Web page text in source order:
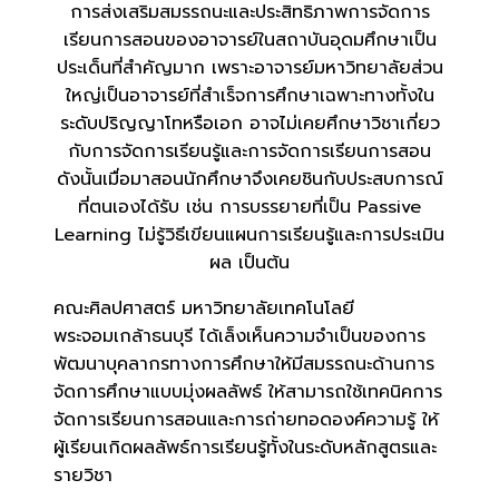
การส่งเสริมสมรรถนะและประสิทธิภาพการจัดการ
เรียนการสอนของอาจารย์ในสถาบันอุดมศึกษาเป็น
ประเด็นที่สำคัญมาก เพราะอาจารย์มหาวิทยาลัยส่วน
ใหญ่เป็นอาจารย์ที่สำเร็จการศึกษาเฉพาะทางทั้งใน
ระดับปริญญาโทหรือเอก อาจไม่เคยศึกษาวิชาเกี่ยว
กับการจัดการเรียนรู้และการจัดการเรียนการสอน
ดังนั้นเมื่อมาสอนนักศึกษาจึงเคยชินกับประสบการณ์
ที่ตนเองได้รับ เช่น การบรรยายที่เป็น Passive
Learning ไม่รู้วิธีเขียนแผนการเรียนรู้และการประเมิน
ผล เป็นต้น
คณะศิลปศาสตร์ มหาวิทยาลัยเทคโนโลยี
พระจอมเกล้าธนบุรี ได้เล็งเห็นความจำเป็นของการ
พัฒนาบุคลากรทางการศึกษาให้มีสมรรถนะด้านการ
จัดการศึกษาแบบมุ่งผลลัพธ์ ให้สามารถใช้เทคนิคการ
จัดการเรียนการสอนและการถ่ายทอดองค์ความรู้ ให้
ผู้เรียนเกิดผลลัพธ์การเรียนรู้ทั้งในระดับหลักสูตรและ
รายวิชา